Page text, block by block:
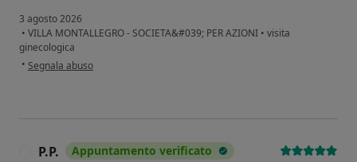
3 agosto 2026
• VILLA MONTALLEGRO - SOCIETA&#039; PER AZIONI • visita
ginecologica
• secondo l'opinione dell'utente M.M.
Segnala abuso
P.P. Appuntamento verificato